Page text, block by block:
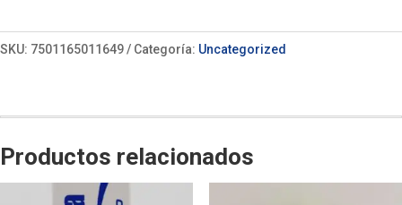
SKU: 7501165011649 Categoría: Uncategorized
Productos relacionados